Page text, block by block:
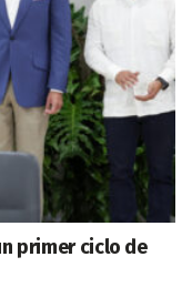
primer ciclo de